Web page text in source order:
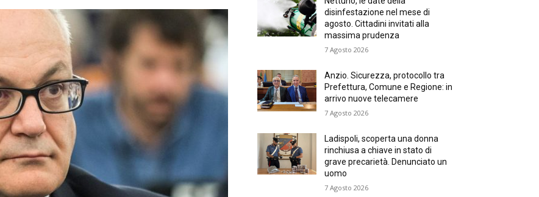
disinfestazione nel mese di
agosto. Cittadini invitati alla
massima prudenza
7 Agosto 2026
Anzio. Sicurezza, protocollo tra
Prefettura, Comune e Regione: in
arrivo nuove telecamere
7 Agosto 2026
Ladispoli, scoperta una donna
rinchiusa a chiave in stato di
grave precarietà. Denunciato un
uomo
7 Agosto 2026